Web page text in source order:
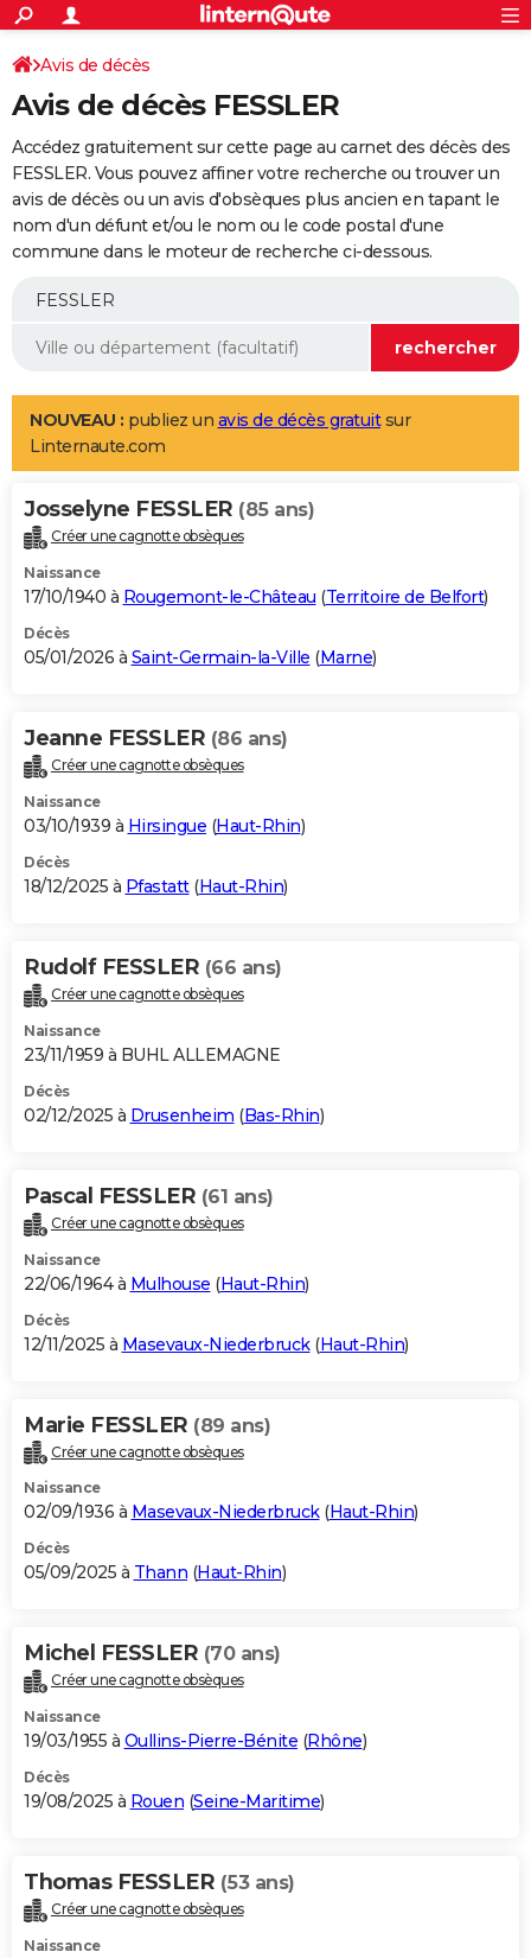
ACTUALITÉS
Politique
Société
Faits Divers
Education
Monde
Villes
+
SPORT
Coupe du monde 2026
Football
Tennis
Cyclisme
Rugby
Forum
Programme TV
TNT
Streaming
Cinéma
Sorties cinéma
Musique
+
FINANCE
Retraite
Epargne
Immobilier
Risques naturels par ville
Banque
Assurance
AUTO
Essais
Réserver un essai
Citadines
Berlines
SUV
Forum auto
+
Mobiles
Meilleur smartphone
Internet
Ordinateurs
Jeux vidéo
Guide high-tech
Aménagement intérieur
LIFESTYLE
Art de vivre
Bien-être
Loisirs
Mode
Modes de vie
Alimentation
Guide de la santé
Maladies
Médicaments
Sommeil
VOYAGE
Destinations
City break
Voyage nature
Voyage de noces
Forum
Climat
+PHOTO
GUIDES D'ACHAT
BONS PLANS
Carte de Noël
Carte Bonne année
Carte Saint-Valentin
Carte Pâques
Carte d'anniversaire
DICTIONNAIRE
Dictionnaire
Biographies
Citations
Expressions
Proverbes
PROGRAMME TV
S'inscrire
Se connecter
Lycées
Collèges
Primaires
Universités
Entreprises
Service militaire
Avis de recherche
AVIS DE DÉCÈS
Bricolage
Lifestyle
Culture
Sport
Auto
Television
Voyage
Cinema
Avis de décès
Avis de décès FESSLER
Accédez gratuitement sur cette page au carnet des décès des
FESSLER. Vous pouvez affiner votre recherche ou trouver un
avis de décès ou un avis d'obsèques plus ancien en tapant le
nom d'un défunt et/ou le nom ou le code postal d'une
commune dans le moteur de recherche ci-dessous.
NOUVEAU : publiez un avis de décès gratuitsur
Linternaute.com
Josselyne FESSLER (85 ans)
Créer une cagnotte obsèques
Naissance
17/10/1940 à Rougemont-le-Château (Territoire de Belfort)
Décès
05/01/2026 à Saint-Germain-la-Ville (Marne)
Jeanne FESSLER (86 ans)
Créer une cagnotte obsèques
Naissance
03/10/1939 à Hirsingue (Haut-Rhin)
Décès
18/12/2025 à Pfastatt(Haut-Rhin)
Rudolf FESSLER (66 ans)
Créer une cagnotte obsèques
Naissance
23/11/1959 à BUHL ALLEMAGNE
Décès
02/12/2025 à Drusenheim (Bas-Rhin)
Pascal FESSLER (61 ans)
Créer une cagnotte obsèques
Naissance
22/06/1964 à Mulhouse (Haut-Rhin)
Décès
12/11/2025 à Masevaux-Niederbruck(Haut-Rhin)
Marie FESSLER (89 ans)
Créer une cagnotte obsèques
Naissance
02/09/1936 à Masevaux-Niederbruck(Haut-Rhin)
Décès
05/09/2025 à Thann (Haut-Rhin)
Michel FESSLER (70 ans)
Créer une cagnotte obsèques
Naissance
19/03/1955 à Oullins-Pierre-Bénite (Rhône)
Décès
19/08/2025 à Rouen (Seine-Maritime)
Thomas FESSLER (53 ans)
Créer une cagnotte obsèques
Naissance